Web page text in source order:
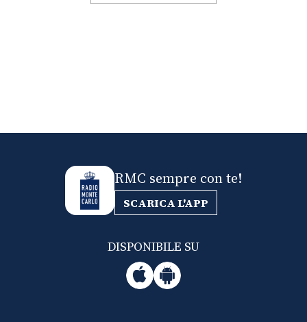
RMC sempre con te!
SCARICA L'APP
DISPONIBILE SU